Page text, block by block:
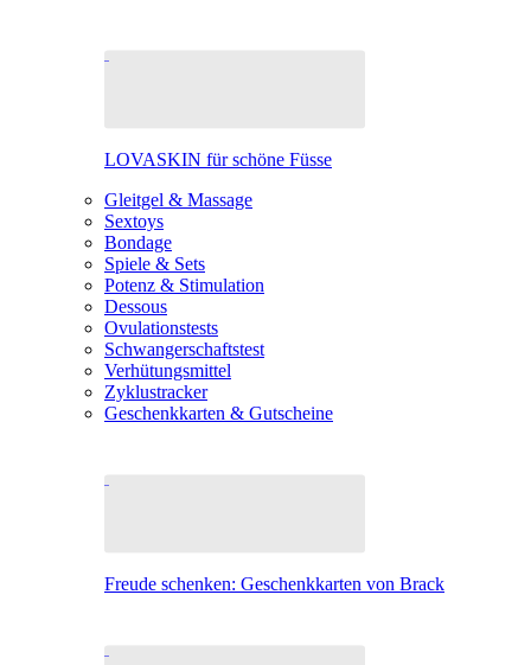
LOVASKIN für schöne Füsse
Gleitgel & Massage
Sextoys
Bondage
Spiele & Sets
Potenz & Stimulation
Dessous
Ovulationstests
Schwangerschaftstest
Verhütungsmittel
Zyklustracker
Geschenkkarten & Gutscheine
Freude schenken: Geschenkkarten von Brack